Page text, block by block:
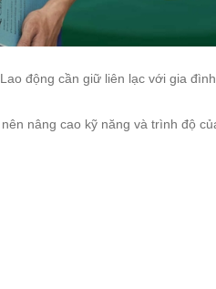
động cần giữ liên lạc với gia
nâng cao kỹ năng và trình độ